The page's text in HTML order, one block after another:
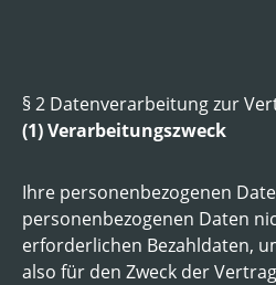
§ 2 Datenverarbeitung zur
(1) Verarbeitungszweck
Ihre personenbezogenen
personenbezogenen Daten
erforderlichen Bezahldaten,
also für den Zweck der